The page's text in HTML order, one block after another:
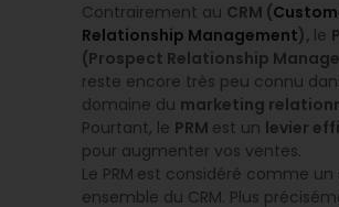
Contrairement au CRM (
Relationship Management), le
(Prospect Relationship
reste encore très peu connu
domaine du marketing
Pourtant, le PRM est un levier
pour augmenter vos ventes.
Le PRM est considéré comme un
ensemble du CRM. Plus